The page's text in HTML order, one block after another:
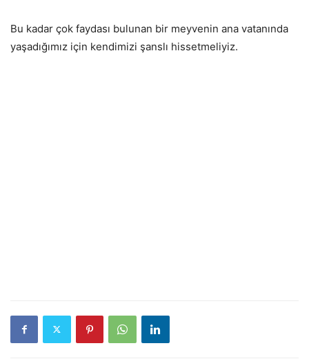
Bu kadar çok faydası bulunan bir meyvenin ana vatanında
yaşadığımız için kendimizi şanslı hissetmeliyiz.